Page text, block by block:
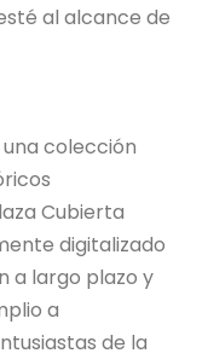
al alcance de
una colección
Cubierta
digitalizado
a largo plazo y
a
de la